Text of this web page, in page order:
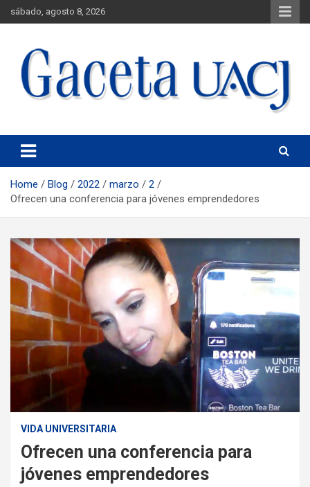
sábado, agosto 8, 2026
Gaceta UACJ
Home Blog 2022 marzo
2
Ofrecen una conferencia para jóvenes emprendedores
VIDA UNIVERSITARIA
Ofrecen una conferencia para
jóvenes emprendedores